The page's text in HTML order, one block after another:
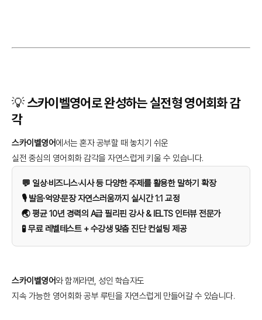
💡 스카이벨영어로 완성하는 실전형 영어회화 감
각
스카이벨영어에서는 혼자 공부할 때 놓치기 쉬운
실전 중심의 영어회화 감각을 자연스럽게 키울 수 있습니다.
💬 일상·비즈니스·시사 등 다양한 주제를 활용한 말하기 확장
🎙️ 발음·억양·문장 자연스러움까지 실시간 1:1 교정
🌏 평균 10년 경력의 A급 필리핀 강사 & IELTS 인터뷰 전문가
🧪 무료 레벨테스트 + 수강생 맞춤 진단 컨설팅 제공
스카이벨영어와 함께라면, 성인 학습자도
지속 가능한 영어회화 공부 루틴을 자연스럽게 만들어갈 수 있습니다.